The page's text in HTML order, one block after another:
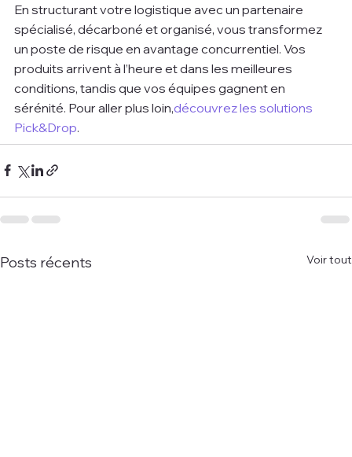
En structurant votre logistique avec un partenaire
spécialisé, décarboné et organisé, vous transformez
un poste de risque en avantage concurrentiel. Vos
produits arrivent à l’heure et dans les meilleures
conditions, tandis que vos équipes gagnent en
sérénité. Pour aller plus loin,découvrez les solutions
Pick&Drop.
Posts récents Voir tout